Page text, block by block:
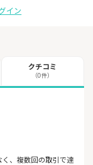
イン
クチコミ
（0件）
、複数回の取引で達